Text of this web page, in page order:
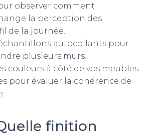
observer comment
la perception des
de la journée.
autocollants pour
plusieurs murs.
couleurs à côté de vos meubles
pour évaluer la cohérence de
finition